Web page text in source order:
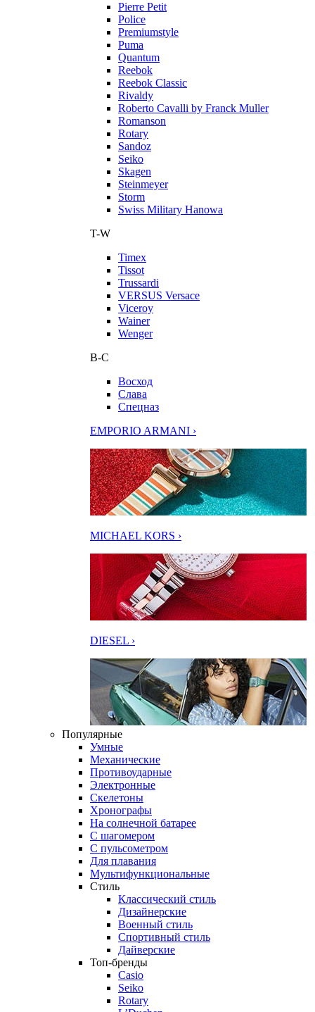
Pierre Petit
Police
Premiumstyle
Puma
Quantum
Reebok
Reebok Classic
Rivaldy
Roberto Cavalli by Franck Muller
Romanson
Rotary
Sandoz
Seiko
Skagen
Steinmeyer
Storm
Swiss Military Hanowa
T-W
Timex
Tissot
Trussardi
VERSUS Versace
Viceroy
Wainer
Wenger
В-С
Восход
Слава
Спецназ
EMPORIO ARMANI ›
MICHAEL KORS ›
DIESEL ›
Популярные
Умные
Механические
Противоударные
Электронные
Скелетоны
Хронографы
На солнечной батарее
С шагомером
С пульсометром
Для плавания
Мультифункциональные
Стиль
Классический стиль
Дизайнерские
Военный стиль
Спортивный стиль
Дайверские
Топ-бренды
Casio
Seiko
Rotary